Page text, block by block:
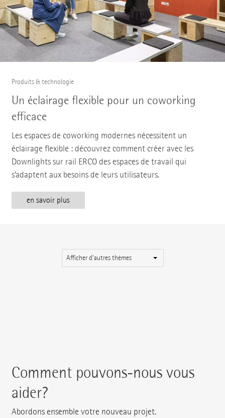
Produits & technologie
Un éclairage flexible pour un coworking
efficace
Les espaces de coworking modernes nécessitent un
éclairage flexible : découvrez comment créer avec les
Downlights sur rail ERCO des espaces de travail qui
s’adaptent aux besoins de leurs utilisateurs.
en savoir plus
Afficher d'autres thèmes
Comment pouvons-nous vous
aider?
Abordons ensemble votre nouveau projet.